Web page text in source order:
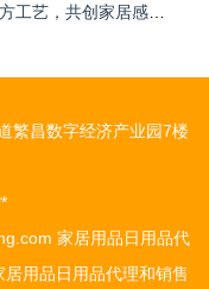
繁昌数字经济产业园7楼
家居用品日用品代
居用品日用品代理和销售